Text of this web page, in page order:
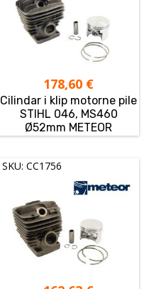
178,60 €
Cilindar i klip motorne pile
STIHL 046, MS460
Ø52mm METEOR
SKU: CC1756